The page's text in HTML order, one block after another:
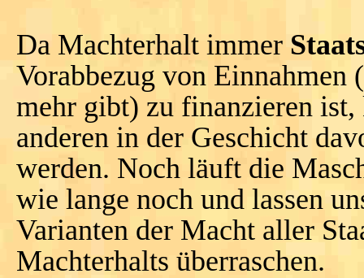
Da Machterhalt immer
Vorabbezug von Einnahmen
mehr gibt) zu finanzieren
anderen in der Geschicht
werden. Noch läuft die
wie lange noch und lassen
Varianten der Macht aller
Machterhalts überraschen.